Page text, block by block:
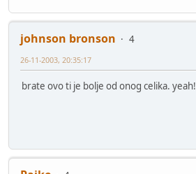
johnson bronson
4
26-11-2003, 20:35:17
brate ovo ti je bolje od onog celika. yeah!